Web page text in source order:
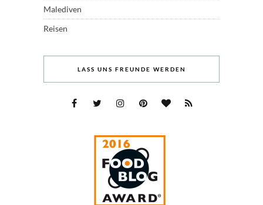
Malediven
Reisen
LASS UNS FREUNDE WERDEN